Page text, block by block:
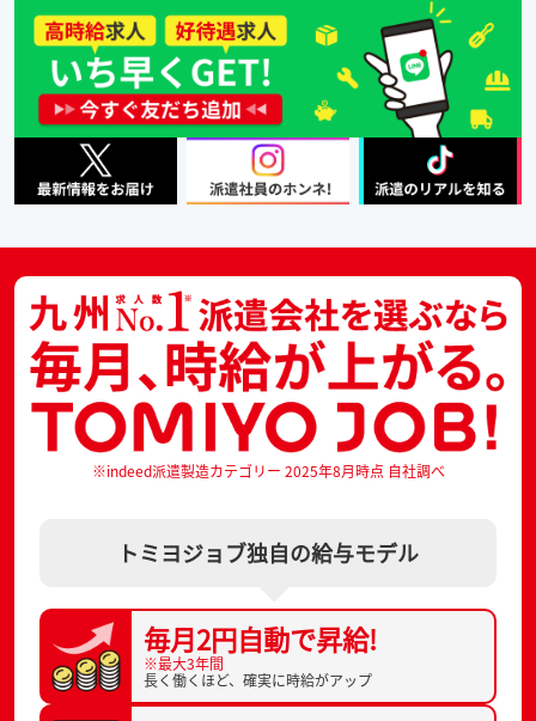
※indeed派遣製造カテゴリー 2025年8月時点 自社調べ
トミヨジョブ独自の給与モデル
毎月2円自動で昇給!
※最大3年間
長く働くほど、 確実に時給がアップ